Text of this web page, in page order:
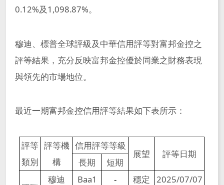
0.12%及1,098.87%。
穆迪、標普全球評級及中華信用評等對富邦金控之
評等結果，充分反映富邦金控優於同業之財務表現
與領先的市場地位。
最近一期富邦金控信用評等結果如下表所示：
評等
類別
評等機
構
信用評等等級
展望 評等日期
長期 短期
穆迪 Baa1 - 穩定
2025/07/07